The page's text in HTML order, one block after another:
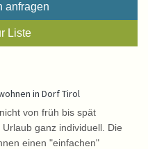
anfragen
Liste
in Dorf Tirol
von früh bis spät
ganz individuell. Die
einen "einfachen"